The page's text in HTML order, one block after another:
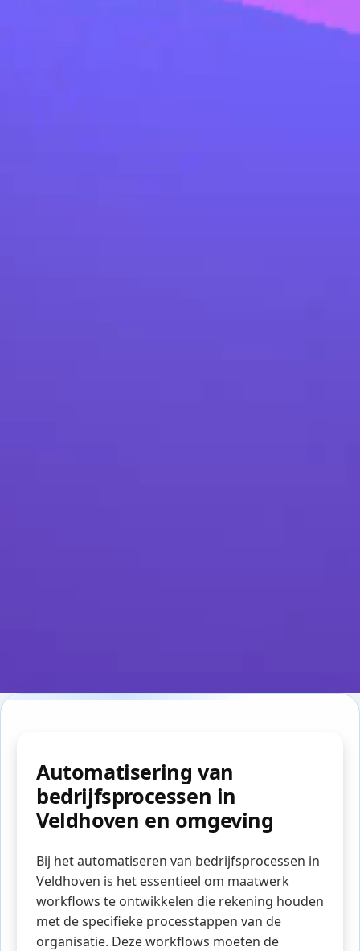
Automatisering van
bedrijfsprocessen in
Veldhoven en omgeving
Bij het automatiseren van bedrijfsprocessen in
Veldhoven is het essentieel om maatwerk
workflows te ontwikkelen die rekening houden
met de specifieke processtappen van de
organisatie. Deze workflows moeten de